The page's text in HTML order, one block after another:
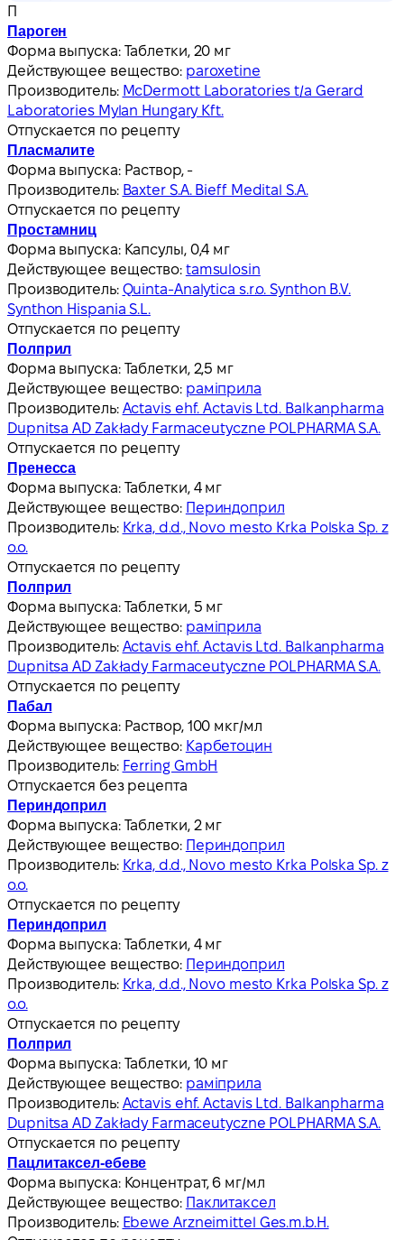
П
Пароген
Форма выпуска: Таблетки, 20 мг
Действующее вещество: paroxetine
Производитель: McDermott Laboratories t/a Gerard
Laboratories Mylan Hungary Kft.
Отпускается по рецепту
Пласмалите
Форма выпуска: Раствор, -
Производитель: Baxter S.A. Bieff Medital S.A.
Отпускается по рецепту
Простамниц
Форма выпуска: Капсулы, 0,4 мг
Действующее вещество: tamsulosin
Производитель: Quinta-Analytica s.r.o. Synthon B.V.
Synthon Hispania S.L.
Отпускается по рецепту
Полприл
Форма выпуска: Таблетки, 2,5 мг
Действующее вещество: раміприла
Производитель: Actavis ehf. Actavis Ltd. Balkanpharma
Dupnitsa AD Zakłady Farmaceutyczne POLPHARMA S.A.
Отпускается по рецепту
Пренесса
Форма выпуска: Таблетки, 4 мг
Действующее вещество: Периндоприл
Производитель: Krka, d.d., Novo mesto Krka Polska Sp. z
o.o.
Отпускается по рецепту
Полприл
Форма выпуска: Таблетки, 5 мг
Действующее вещество: раміприла
Производитель: Actavis ehf. Actavis Ltd. Balkanpharma
Dupnitsa AD Zakłady Farmaceutyczne POLPHARMA S.A.
Отпускается по рецепту
Пабал
Форма выпуска: Раствор, 100 мкг/мл
Действующее вещество: Карбетоцин
Производитель: Ferring GmbH
Отпускается без рецепта
Периндоприл
Форма выпуска: Таблетки, 2 мг
Действующее вещество: Периндоприл
Производитель: Krka, d.d., Novo mesto Krka Polska Sp. z
o.o.
Отпускается по рецепту
Периндоприл
Форма выпуска: Таблетки, 4 мг
Действующее вещество: Периндоприл
Производитель: Krka, d.d., Novo mesto Krka Polska Sp. z
o.o.
Отпускается по рецепту
Полприл
Форма выпуска: Таблетки, 10 мг
Действующее вещество: раміприла
Производитель: Actavis ehf. Actavis Ltd. Balkanpharma
Dupnitsa AD Zakłady Farmaceutyczne POLPHARMA S.A.
Отпускается по рецепту
Пацлитаксел-ебеве
Форма выпуска: Концентрат, 6 мг/мл
Действующее вещество: Паклитаксел
Производитель: Ebewe Arzneimittel Ges.m.b.H.